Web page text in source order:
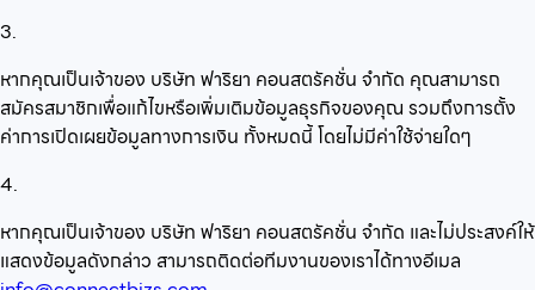
3.
หากคุณเป็นเจ้าของ บริษัท ฟาริยา คอนสตรัคชั่น จำกัด คุณสามารถ
สมัครสมาชิกเพื่อแก้ไขหรือเพิ่มเติมข้อมูลธุรกิจของคุณ รวมถึงการตั้ง
ค่าการเปิดเผยข้อมูลทางการเงิน ทั้งหมดนี้ โดยไม่มีค่าใช้จ่ายใดๆ
4.
หากคุณเป็นเจ้าของ บริษัท ฟาริยา คอนสตรัคชั่น จำกัด และไม่ประสงค์ให้
แสดงข้อมูลดังกล่าว สามารถติดต่อทีมงานของเราได้ทางอีเมล